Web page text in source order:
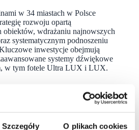
Szczegóły O plikach cookies
w 34 miastach w Polsce
rozwoju opartą
obiektów, wdrażaniu najnowszych
systematycznym podnoszeniu
inwestycje obejmują
systemy dźwiękowe
w tym fotele Ultra LUX i LUX.
kino zlokalizowane
Złote Tarasy. Kompleks
w tym Salę Premierową na 788
obiektów sieci
operacyjnego. Jednym